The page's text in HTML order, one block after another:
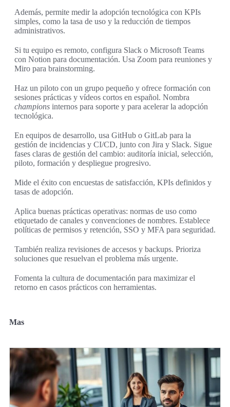
Además, permite medir la adopción tecnológica con KPIs
simples, como la tasa de uso y la reducción de tiempos
administrativos.
Si tu equipo es remoto, configura Slack o Microsoft Teams
con Notion para documentación. Usa Zoom para reuniones y
Miro para brainstorming.
Haz un piloto con un grupo pequeño y ofrece formación con
sesiones prácticas y vídeos cortos en español. Nombra
champions internos para soporte y para acelerar la adopción
tecnológica.
En equipos de desarrollo, usa GitHub o GitLab para la
gestión de incidencias y CI/CD, junto con Jira y Slack. Sigue
fases claras de gestión del cambio: auditoría inicial, selección,
piloto, formación y despliegue progresivo.
Mide el éxito con encuestas de satisfacción, KPIs definidos y
tasas de adopción.
Aplica buenas prácticas operativas: normas de uso como
etiquetado de canales y convenciones de nombres. Establece
políticas de permisos y retención, SSO y MFA para seguridad.
También realiza revisiones de accesos y backups. Prioriza
soluciones que resuelvan el problema más urgente.
Fomenta la cultura de documentación para maximizar el
retorno en casos prácticos con herramientas.
Mas